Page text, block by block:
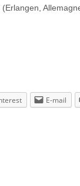
E-mail